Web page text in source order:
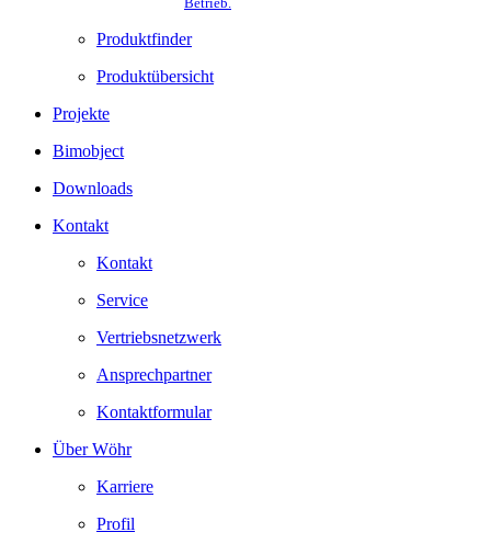
Produktfinder
Produktübersicht
Projekte
Bimobject
Downloads
Kontakt
Kontakt
Service
Vertriebsnetzwerk
Ansprechpartner
Kontaktformular
Über Wöhr
Karriere
Profil